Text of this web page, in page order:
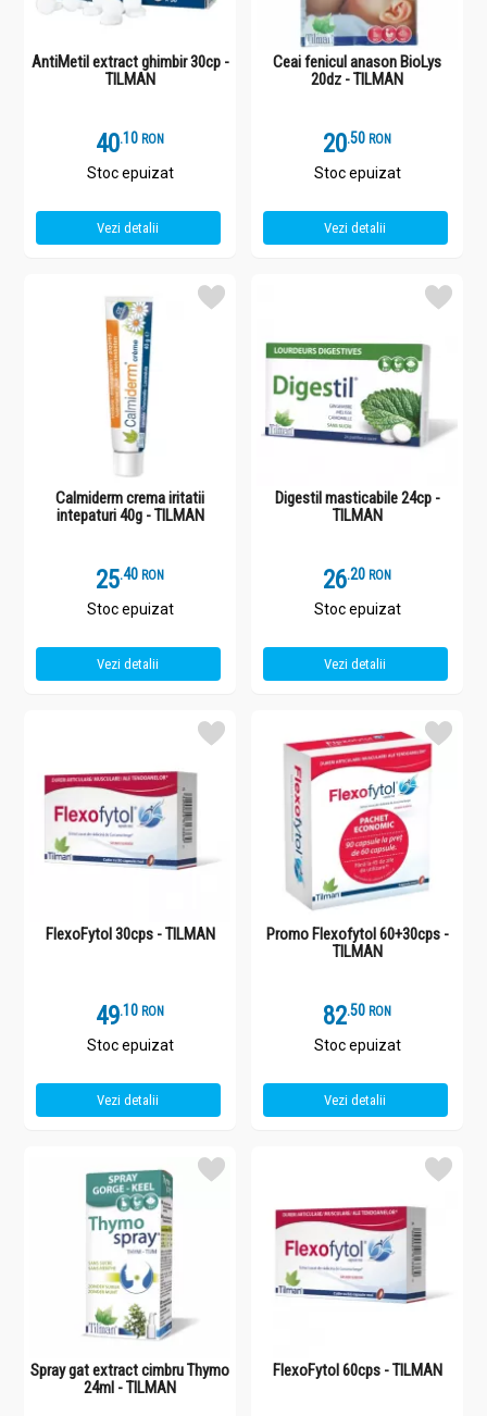
AntiMetil extract ghimbir 30cp -
TILMAN
40.1 RON
Stoc epuizat
Vezi detalii
Ceai fenicul anason BioLys
20dz - TILMAN
20.5 RON
Stoc epuizat
Vezi detalii
Calmiderm crema iritatii
intepaturi 40g - TILMAN
25.4 RON
Stoc epuizat
Vezi detalii
Digestil masticabile 24cp -
TILMAN
26.2 RON
Stoc epuizat
Vezi detalii
FlexoFytol 30cps - TILMAN
49.1 RON
Stoc epuizat
Vezi detalii
Promo Flexofytol 60+30cps -
TILMAN
82.5 RON
Stoc epuizat
Vezi detalii
Spray gat extract cimbru Thymo
24ml - TILMAN
FlexoFytol 60cps - TILMAN